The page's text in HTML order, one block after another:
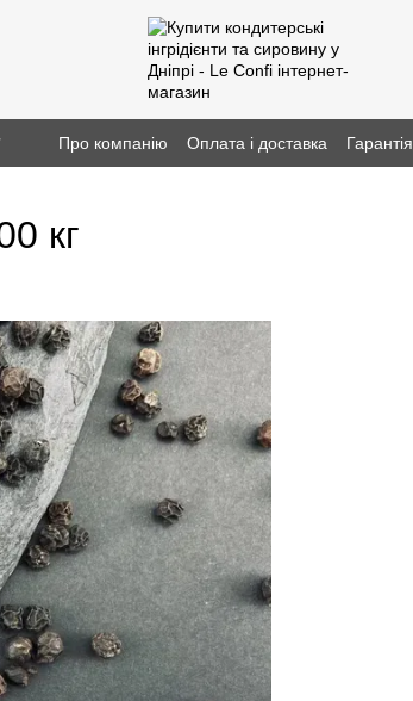
Про компанію Оплата і доставка Гарантія
кг